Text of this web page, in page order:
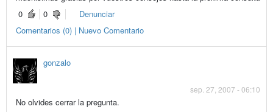
0
0
Denunciar
Comentarios (0) | Nuevo Comentario
gonzalo
sep. 27, 2007 - 06:10
No olvides cerrar la pregunta.